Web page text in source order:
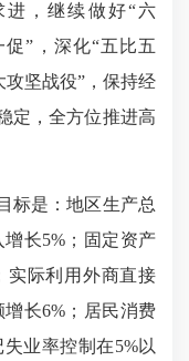
，继续做好“六
”，深化“五比五
攻坚战役”，保持经
定，全方位推进高
是：地区生产总
长5%；固定资产
实际利用外商直接
长6%；居民消费
业率控制在5%以